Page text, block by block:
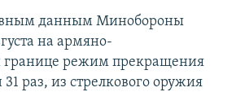
данным Минобороны
на армяно-
границе режим прекращения
раз, из стрелкового оружия